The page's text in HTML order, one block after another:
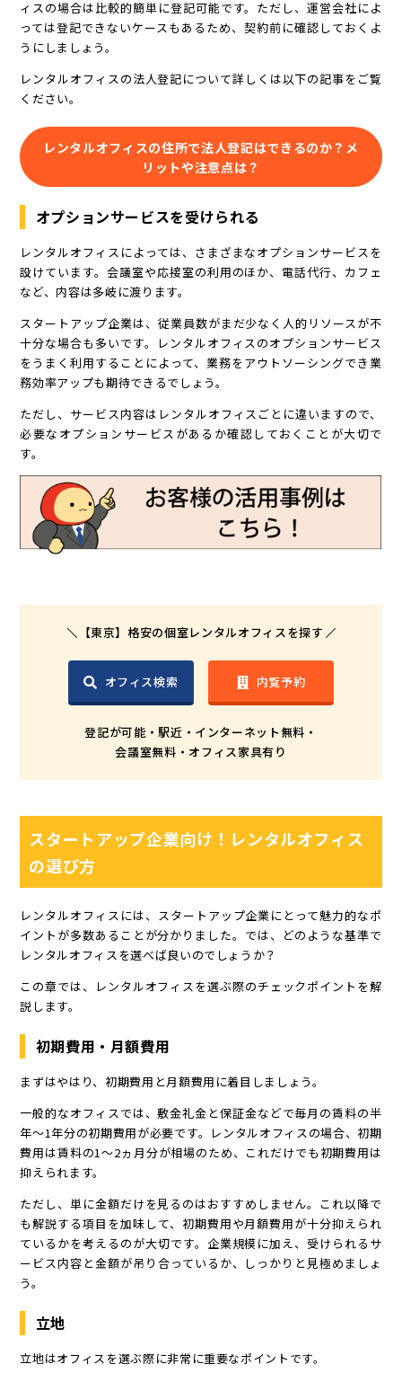
ィスの場合は比較的簡単に登記可能です。ただし、運営会社によ
っては登記できないケースもあるため、契約前に確認しておくよ
うにしましょう。
レンタルオフィスの法人登記について詳しくは以下の記事をご覧
ください。
レンタルオフィスの住所で法人登記はできるのか？メ
リットや注意点は？
オプションサービスを受けられる
レンタルオフィスによっては、さまざまなオプションサービスを
設けています。会議室や応接室の利用のほか、電話代行、カフェ
など、内容は多岐に渡ります。
スタートアップ企業は、従業員数がまだ少なく人的リソースが不
十分な場合も多いです。レンタルオフィスのオプションサービス
をうまく利用することによって、業務をアウトソーシングでき業
務効率アップも期待できるでしょう。
ただし、サービス内容はレンタルオフィスごとに違いますので、
必要なオプションサービスがあるか確認しておくことが大切で
す。
【東京】格安の個室レンタルオフィスを探す
オフィス検索 内覧予約
登記が可能・駅近・インターネット無料・
会議室無料・オフィス家具有り
スタートアップ企業向け！レンタルオフィス
の選び方
レンタルオフィスには、スタートアップ企業にとって魅力的なポ
イントが多数あることが分かりました。では、どのような基準で
レンタルオフィスを選べば良いのでしょうか？
この章では、レンタルオフィスを選ぶ際のチェックポイントを解
説します。
初期費用・月額費用
まずはやはり、初期費用と月額費用に着目しましょう。
一般的なオフィスでは、敷金礼金と保証金などで毎月の賃料の半
年～1年分の初期費用が必要です。レンタルオフィスの場合、初期
費用は賃料の1～2ヵ月分が相場のため、これだけでも初期費用は
抑えられます。
ただし、単に金額だけを見るのはおすすめしません。これ以降で
も解説する項目を加味して、初期費用や月額費用が十分抑えられ
ているかを考えるのが大切です。企業規模に加え、受けられるサ
ービス内容と金額が吊り合っているか、しっかりと見極めましょ
う。
立地
立地はオフィスを選ぶ際に非常に重要なポイントです。